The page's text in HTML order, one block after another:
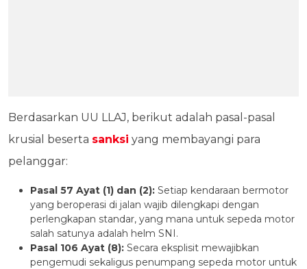
Berdasarkan UU LLAJ, berikut adalah pasal-pasal
krusial beserta sanksi yang membayangi para
pelanggar:
Pasal 57 Ayat (1) dan (2): Setiap kendaraan bermotor
yang beroperasi di jalan wajib dilengkapi dengan
perlengkapan standar, yang mana untuk sepeda motor
salah satunya adalah helm SNI.
Pasal 106 Ayat (8): Secara eksplisit mewajibkan
pengemudi sekaligus penumpang sepeda motor untuk